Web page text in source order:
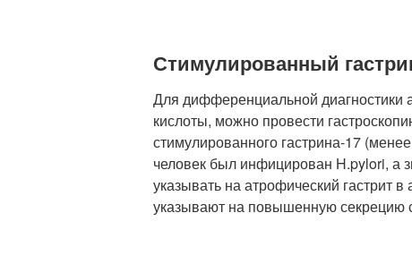
Стимулированный
Для дифференциальной диагностики
кислоты, можно провести
стимулированного гастрина-17
человек был инфицирован H.pylori, а
указывать на атрофический гастрит
указывают на повышенную секрецию